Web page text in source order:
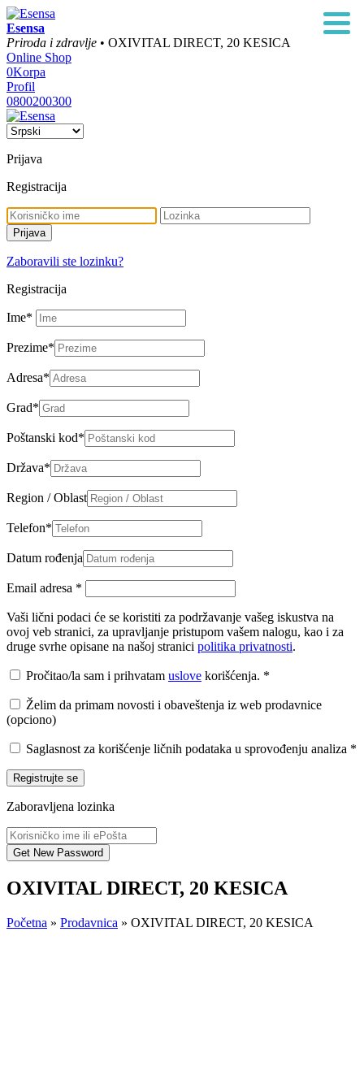
Esensa
Priroda i zdravlje • OXIVITAL DIRECT, 20 KESICA
Online Shop
0Korpa
Profil
0800200300
Prijava
Registracija
Zaboravili ste lozinku?
Registracija
Ime*
Prezime*
Adresa*
Grad*
Poštanski kod*
Država*
Region / Oblast
Telefon*
Datum rođenja
Email adresa *
Vaši lični podaci će se koristiti za podržavanje vašeg iskustva na
ovoj veb stranici, za upravljanje pristupom vašem nalogu, kao i za
druge svrhe opisane na našoj stranici politika privatnosti.
Pročitao/la sam i prihvatam uslove korišćenja. *
Želim da primam novosti i obaveštenja iz web prodavnice
(opciono)
Saglasnost za korišćenje ličnih podataka u sprovođenju analiza *
Registrujte se
Zaboravljena lozinka
OXIVITAL DIRECT, 20 KESICA
Početna » Prodavnica » OXIVITAL DIRECT, 20 KESICA